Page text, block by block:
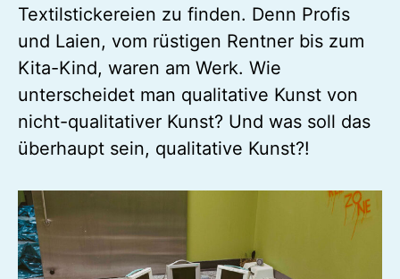
Textilstickereien zu finden. Denn Profis
und Laien, vom rüstigen Rentner bis zum
Kita-Kind, waren am Werk. Wie
unterscheidet man qualitative Kunst von
nicht-qualitativer Kunst? Und was soll das
überhaupt sein, qualitative Kunst?!